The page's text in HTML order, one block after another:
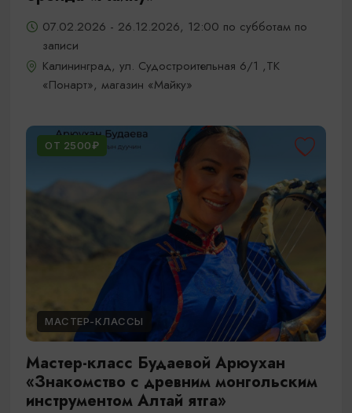
07.02.2026 - 26.12.2026, 12:00 по субботам по
записи
Калининград, ул. Судостроительная 6/1 ,ТК
«Понарт», магазин «Майку»
ОТ 2500₽
МАСТЕР-КЛАССЫ
Мастер-класс Будаевой Арюухан
«Знакомство с древним монгольским
инструментом Алтай ятга»